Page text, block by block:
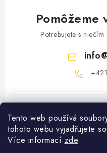
Tento web používá
tohoto webu vyjadřujete
Více informací zde.
Pomôžeme
Potrebujete s
info